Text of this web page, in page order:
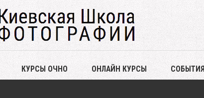
КУРСЫ ОЧНО ОНЛАЙН КУРСЫ СОБЫТИЯ